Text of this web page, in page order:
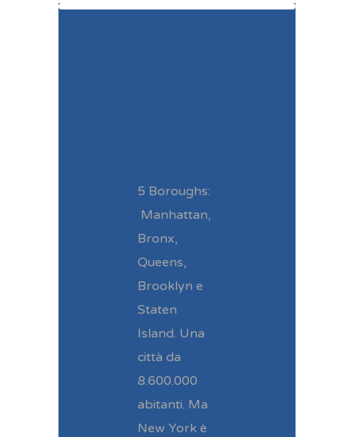
5 Boroughs:
Manhattan,
Bronx,
Queens,
Brooklyn e
Staten
Island. Una
città da
8.600.000
abitanti. Ma
New York è